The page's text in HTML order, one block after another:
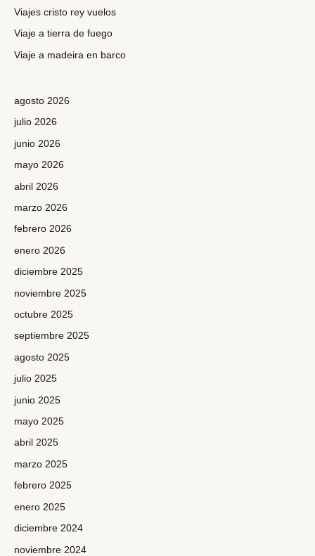
oViajes cristo rey vuelos
Viaje a tierra de fuego
Viaje a madeira en barco
agosto 2026
julio 2026
junio 2026
mayo 2026
abril 2026
marzo 2026
febrero 2026
enero 2026
diciembre 2025
noviembre 2025
octubre 2025
septiembre 2025
agosto 2025
julio 2025
junio 2025
mayo 2025
abril 2025
marzo 2025
febrero 2025
enero 2025
diciembre 2024
noviembre 2024